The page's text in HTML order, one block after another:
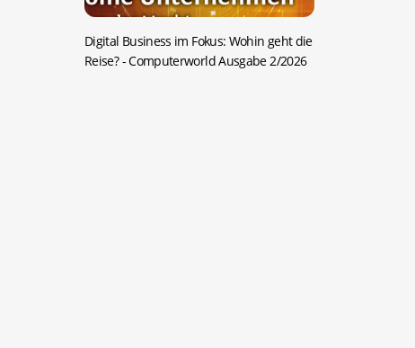
Digital Business im Fokus: Wohin geht die
Reise?- Computerworld Ausgabe 2/2026